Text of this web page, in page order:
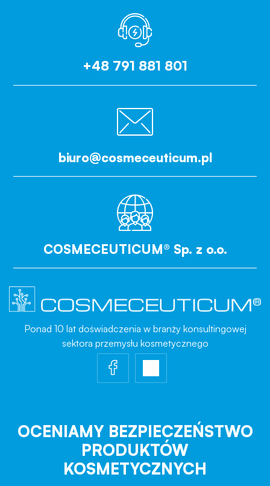
+48 791 881 801
biuro@cosmeceuticum.pl
COSMECEUTICUM® Sp. z o.o.
Ponad 10 lat doświadczenia w branży konsultingowej
sektora przemysłu kosmetycznego
OCENIAMY BEZPIECZEŃSTWO
PRODUKTÓW
KOSMETYCZNYCH